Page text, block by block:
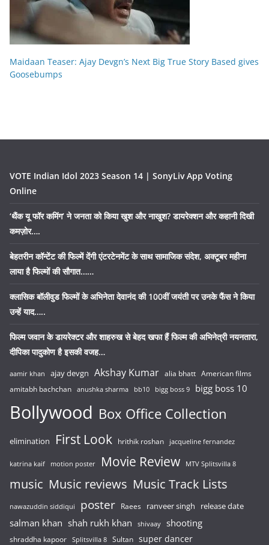
Maidaan Teaser: Ajay Devgn’s Next Big True Story Based gives
Goosebumps
VOTE Indian Idol 2023 Season 14 | SonyLiv App Voting
Online
‘थैंक यू फॉर कमिंग’ ने जनता को किया खुश और नाखुश? डायरेक्शन और कहानी दिखी
कमज़ोर….
बेहतरीन कॉन्टेंट की फिल्में देंगी एंटरटेनमेंट के साथ सामाजिक संदेश, अक्टूबर महीना
लाया है फिल्मों की सौगात……
क्लासिक बॉलीवुड फिल्मों के अभिनेता देवानंद की 100वीं जयंती पर उनके फैंस ने किया
उन्हें याद…..
फिल्म जवान के डायरेक्टर और शाहरुख से बेहद खफा हैं फिल्म की अभिनेत्री नयनतारा,
दीपिका पादुकोण है इसकी वजह…
aamir khan ajay devgn Akshay Kumar alia bhatt American films
amitabh bachchan anushka sharma bb10 bigg boss 9 bigg boss 10
Bollywood Box Office Collection
elimination First Look hrithik roshan jacqueline fernandez
katrina kaif motion poster Movie Review MTV Splitsvilla 8
music Music reviews Music Track Lists
nawazuddin siddiqui poster Raees ranveer singh release date
salman khan shah rukh khan shivaay shooting
shraddha kapoor Splitsvilla 8 Sultan super dancer